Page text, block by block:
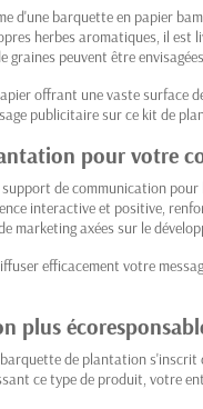
d'une barquette en papier
herbes aromatiques, il est
peuvent être
offrant une vaste
publicitaire sur ce kit de
pour votre
de communication
interactive et positive,
marketing axées sur le
efficacement votre
plus
de plantation s'inscrit
ce type de produit, votre